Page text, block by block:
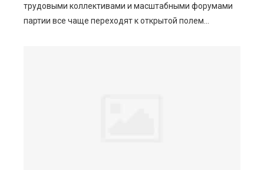
трудовыми коллективами и масштабными форумами
партии все чаще переходят к открытой полем...